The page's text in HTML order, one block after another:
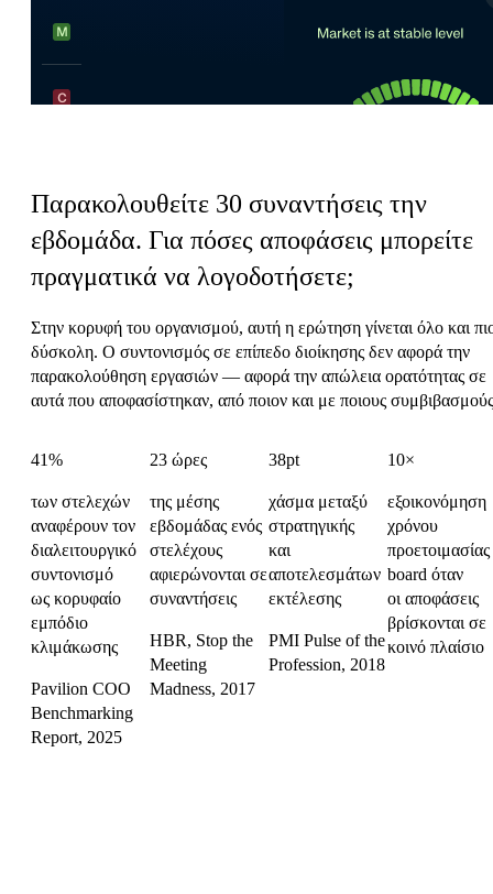
Παρακολουθείτε 30 συναντήσεις την
εβδομάδα. Για πόσες αποφάσεις μπορείτε
πραγματικά να λογοδοτήσετε;
Στην κορυφή του οργανισμού, αυτή η ερώτηση γίνεται όλο και
δύσκολη. Ο συντονισμός σε επίπεδο διοίκησης δεν αφορά την
παρακολούθηση εργασιών — αφορά την απώλεια ορατότητας σε
αυτά που αποφασίστηκαν, από ποιον και με ποιους
41%
των στελεχών
αναφέρουν τον
διαλειτουργικό
συντονισμό
ως κορυφαίο
εμπόδιο
κλιμάκωσης
Pavilion COO
Benchmarking
Report, 2025
23 ώρες
της μέσης
εβδομάδας ενός
στελέχους
αφιερώνονται σε
συναντήσεις
HBR, Stop the
Meeting
Madness, 2017
38pt
χάσμα μεταξύ
στρατηγικής
και
αποτελεσμάτων
εκτέλεσης
PMI Pulse of the
Profession, 2018
10×
εξοικονόμηση
χρόνου
προετοιμασίας
board όταν
οι αποφάσεις
βρίσκονται σε
κοινό πλαίσιο